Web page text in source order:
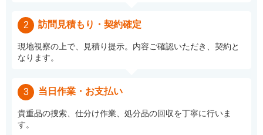
2 訪問見積もり・契約確定
現地視察の上で、見積り提示。内容ご確認いただき、契約と
なります。
3 当日作業・お支払い
貴重品の捜索、仕分け作業、処分品の回収を丁寧に行いま
す。